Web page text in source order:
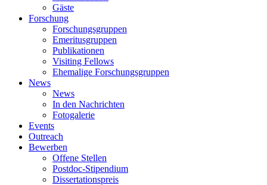
Gäste
Forschung
Forschungsgruppen
Emeritusgruppen
Publikationen
Visiting Fellows
Ehemalige Forschungsgruppen
News
News
In den Nachrichten
Fotogalerie
Events
Outreach
Bewerben
Offene Stellen
Postdoc-Stipendium
Dissertationspreis